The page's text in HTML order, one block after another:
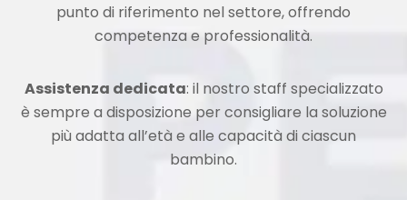
punto di riferimento nel settore, offrendo
competenza e professionalità.
Assistenza dedicata: il nostro staff specializzato
è sempre a disposizione per consigliare la soluzione
più adatta all’età e alle capacità di ciascun
bambino.